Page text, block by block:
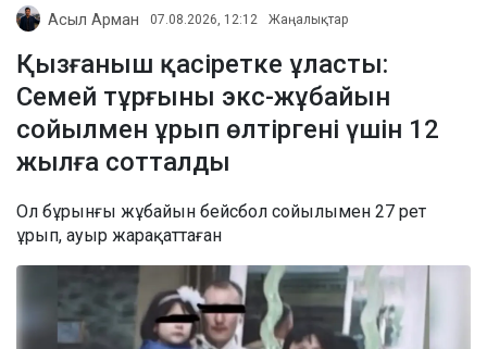
Асыл Арман 07.08.2026, 12:12 Жаңалықтар
Қызғаныш қасіретке ұласты:
Семей тұрғыны экс-жұбайын
сойылмен ұрып өлтіргені үшін 12
жылға сотталды
Ол бұрынғы жұбайын бейсбол сойылымен 27 рет
ұрып, ауыр жарақаттаған